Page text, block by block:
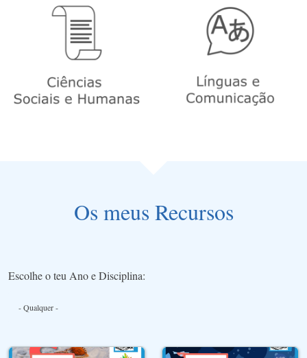
Os meus Recursos
Escolhe o teu Ano e Disciplina: